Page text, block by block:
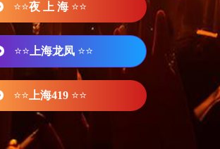
⭐⭐夜 上 海 ⭐⭐
⭐⭐ 上海龙凤 ⭐⭐
⭐⭐ 上海419 ⭐⭐